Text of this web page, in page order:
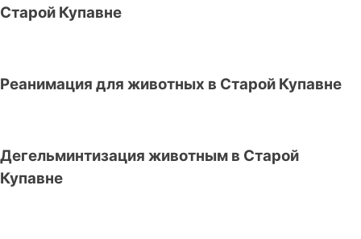
Старой Купавне
Реанимация для животных в Старой Купавне
Дегельминтизация животным в Старой
Купавне